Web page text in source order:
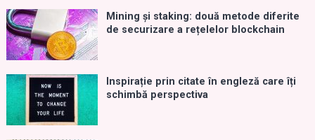
Mining și staking: două metode diferite
de securizare a rețelelor blockchain
Inspirație prin citate în engleză care îți
schimbă perspectiva